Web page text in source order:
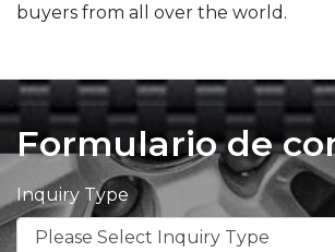
buyers from all over the world.
Formulario de
Inquiry Type